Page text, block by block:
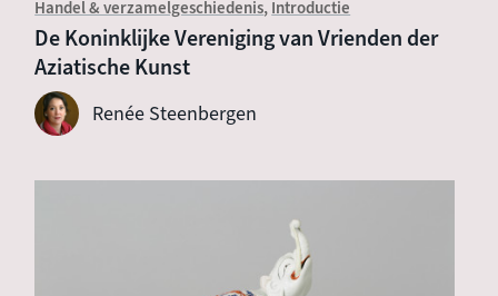
Handel & verzamelgeschiedenis Introductie
De Koninklijke Vereniging van Vrienden der
Aziatische Kunst
Renée Steenbergen